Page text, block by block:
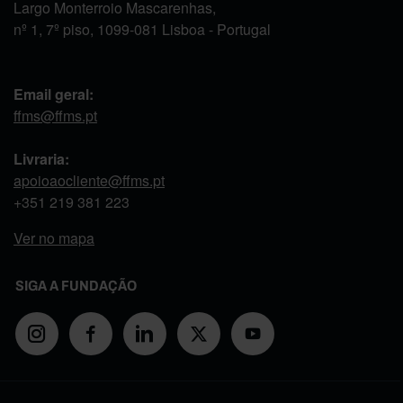
Largo Monterroio Mascarenhas,
nº 1, 7º piso, 1099-081 Lisboa - Portugal
Email geral:
ffms@ffms.pt
Livraria:
apoioaocliente@ffms.pt
+351 219 381 223
Ver no mapa
SIGA A FUNDAÇÃO